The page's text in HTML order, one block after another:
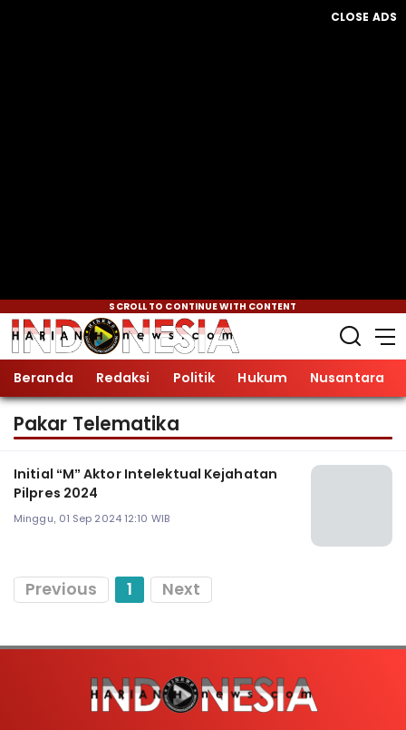
CLOSE ADS
SCROLL TO CONTINUE WITH CONTENT
Beranda Redaksi Politik Hukum Nusantara
Pakar Telematika
Initial “M” Aktor Intelektual Kejahatan
Pilpres 2024
Minggu, 01 Sep 2024 12:10 WIB
Previous 1 Next